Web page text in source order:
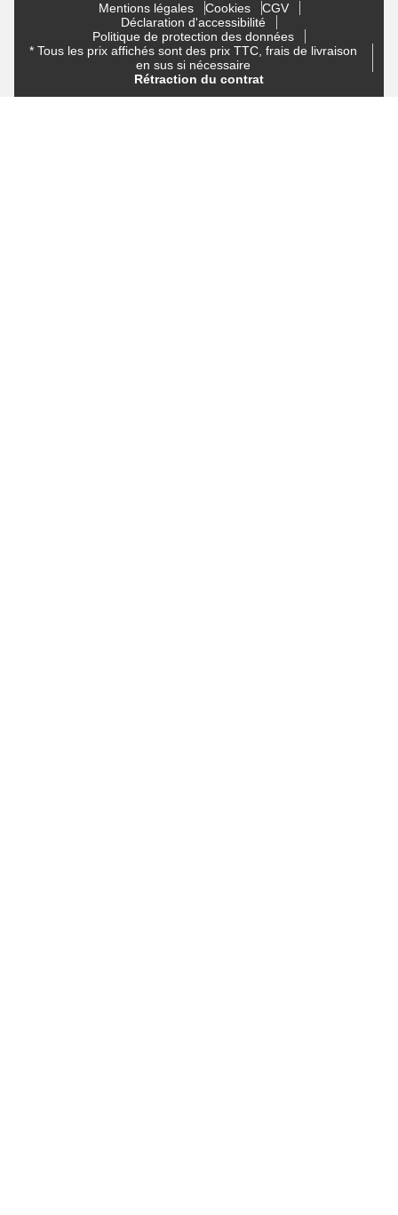
Mentions légales Cookies
CGV
Déclaration d'accessibilité
Politique de protection des données
* Tous les prix affichés sont des prix TTC, frais de livraison
en sus si nécessaire
Rétraction du contrat